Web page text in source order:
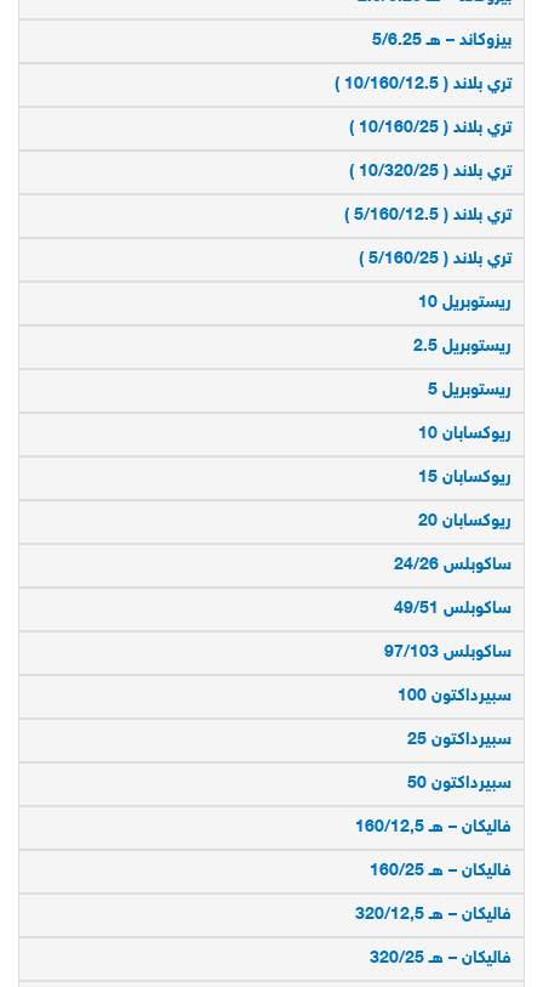
بيزوكاند – هـ 5/6.25
تري بلاند ( 10/160/12.5 )
تري بلاند ( 10/160/25 )
تري بلاند ( 10/320/25 )
تري بلاند ( 5/160/12.5 )
تري بلاند ( 5/160/25 )
ريستوبريل 10
ريستوبريل 2.5
ريستوبريل 5
ريوكسابان 10
ريوكسابان 15
ريوكسابان 20
ساكوبلس 24/26
ساكوبلس 49/51
ساكوبلس 97/103
سبيرداكتون 100
سبيرداكتون 25
سبيرداكتون 50
فاليكان – هـ 160/12,5
فاليكان – هـ 160/25
فاليكان – هـ 320/12,5
فاليكان – هـ 320/25